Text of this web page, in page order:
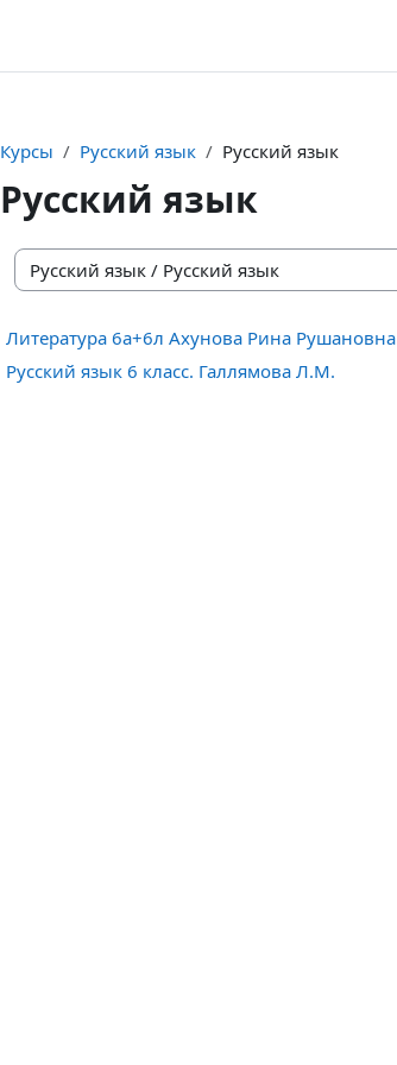
Курсы Русский язык Русский язык
Русский язык
Категории курсов
Литература 6а+6л Ахунова Рина Рушановна
Русский язык 6 класс. Галлямова Л.М.